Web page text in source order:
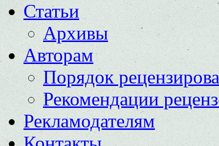
Статьи
Архивы
Авторам
Порядок
Рекомендации
Рекламодателям